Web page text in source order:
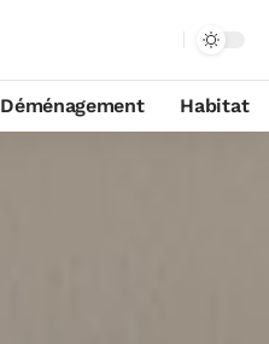
Déménagement Habitat